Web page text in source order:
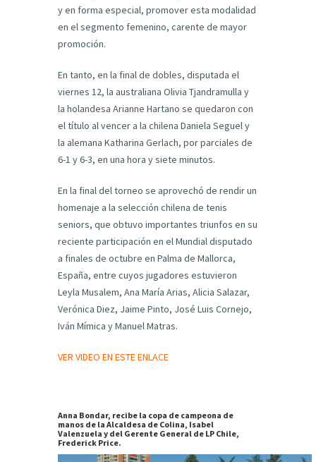
y en forma especial, promover esta modalidad
en el segmento femenino, carente de mayor
promoción.
En tanto, en la final de dobles, disputada el
viernes 12, la australiana Olivia Tjandramulla y
la holandesa Arianne Hartano se quedaron con
el título al vencer a la chilena Daniela Seguel y
la alemana Katharina Gerlach, por parciales de
6-1 y 6-3, en una hora y siete minutos.
En la final del torneo se aprovechó de rendir un
homenaje a la selección chilena de tenis
seniors, que obtuvo importantes triunfos en su
reciente participación en el Mundial disputado
a finales de octubre en Palma de Mallorca,
España, entre cuyos jugadores estuvieron
Leyla Musalem, Ana María Arias, Alicia Salazar,
Verónica Diez, Jaime Pinto, José Luis Cornejo,
Iván Mímica y Manuel Matras.
VER VIDEO EN ESTE ENLACE
Anna Bondar, recibe la copa de campeona de
manos de la Alcaldesa de Colina, Isabel
Valenzuela y del Gerente General de LP Chile,
Frederick Price.